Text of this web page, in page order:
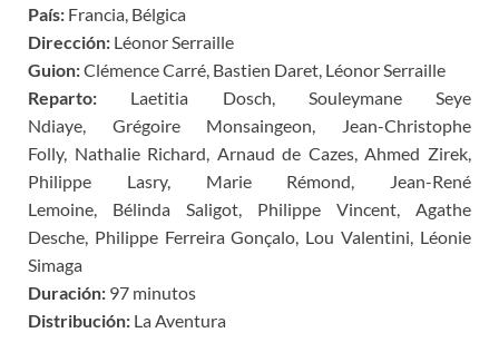
País: Francia, Bélgica
Dirección: Léonor Serraille
Guion:Clémence Carré, Bastien Daret, Léonor Serraille
Reparto: Laetitia Dosch, Souleymane Seye
Ndiaye, Grégoire Monsaingeon, Jean-Christophe
Folly, Nathalie Richard, Arnaud de Cazes, Ahmed Zirek,
Philippe Lasry, Marie Rémond, Jean-René
Lemoine, Bélinda Saligot, Philippe Vincent, Agathe
Desche, Philippe Ferreira Gonçalo, Lou Valentini, Léonie
Simaga
Duración: 97 minutos
Distribución: La Aventura